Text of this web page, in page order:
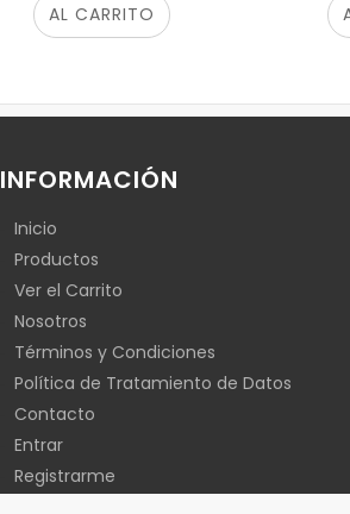
AL CARRITO
INFORMACIÓN
Inicio
Productos
Ver el Carrito
Nosotros
Términos y Condiciones
Política de Tratamiento de Datos
Contacto
Entrar
Registrarme